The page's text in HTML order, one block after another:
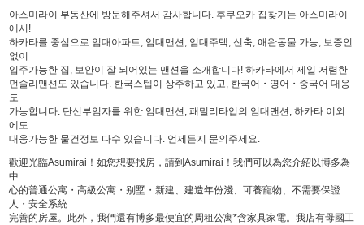
아스미라이 부동산에 방문해주셔서 감사합니다. 후쿠오카 집찾기는 아스미라이
에서!
하카타를 중심으로 임대아파트, 임대맨션, 임대주택, 신축, 애완동물 가능, 보증인
없이
입주가능한 집, 보안이 잘 되어있는 맨션을 소개합니다! 하카타에서 제일 저렴한
먼슬리맨션도 있습니다. 한국스텝이 상주하고 있고, 한국어・영어・중국어 대응
도
가능합니다. 단신부임자를 위한 임대맨션, 패밀리타입의 임대맨션, 하카타 이외
에도
대응가능한 물건정보 다수 있습니다. 언제든지 문의주세요.
歡迎光臨Asumirai！如您想要找房，請到Asumirai！我們可以為您介紹以博多為
中
心的普通公寓・高級公寓・别墅・新建、建造年份淺、可養寵物、不需要保證
人・安全系統
完善的房屋。此外，我們還有博多最便宜的周租公寓*含家具家電。我店有母國工